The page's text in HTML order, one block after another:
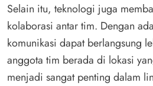
Selain itu, teknologi juga
kolaborasi antar tim. Dengan
komunikasi dapat berlangsung
anggota tim berada di lokasi
menjadi sangat penting dalam